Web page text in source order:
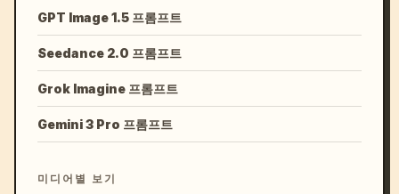
GPT Image 1.5 프롬프트
Seedance 2.0 프롬프트
Grok Imagine 프롬프트
Gemini 3 Pro 프롬프트
미디어별 보기